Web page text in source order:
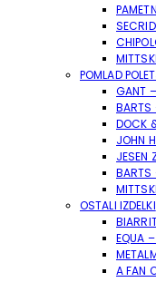
POMLAD
GANT
DOCK
JOHN
JESEN
OSTALI IZDELKI
EQUA
A FAN